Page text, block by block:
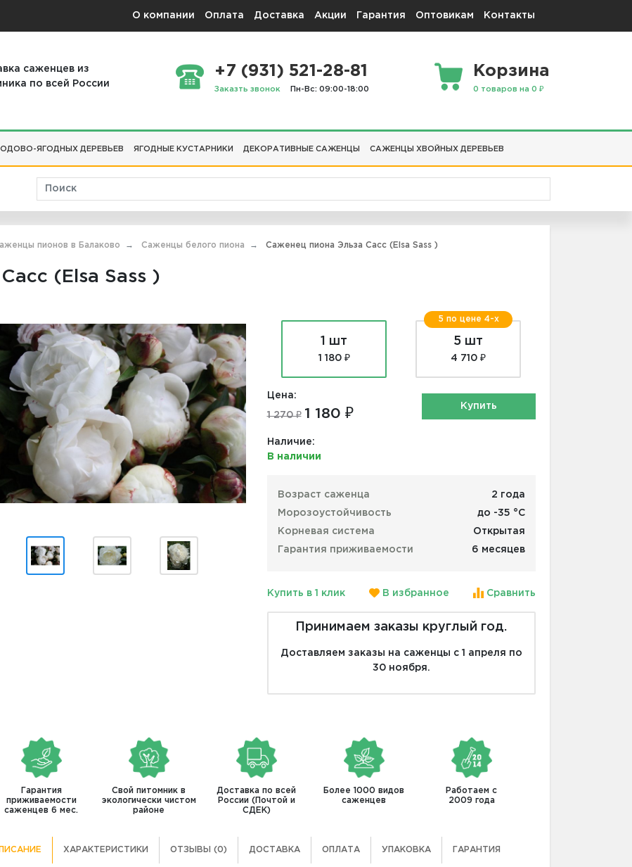
О компании Оплата Доставка Акции Гарантия Оптовикам Контакты
саженцев из
по всей России
+7 (931) 521-28-81
Заказть звонок Пн-Вс: 09:00-18:00
Корзина
0 товаров на 0 ₽
ЯГОДНЫХ ДЕРЕВЬЕВ ЯГОДНЫЕ КУСТАРНИКИ ДЕКОРАТИВНЫЕ САЖЕНЦЫ САЖЕНЦЫ ХВОЙНЫХ ДЕРЕВЬЕВ
пионов в Балаково Саженцы белого пиона Саженец пиона Эльза Сасс (Elsa Sass )
(Elsa Sass )
1 шт
1 180 ₽
5 по цене 4-х
5 шт
4 710 ₽
Цена:
1 270 ₽ 1 180 ₽
Наличие:
В наличии
Купить
Возраст саженца 2 года
Морозоустойчивость до -35 °С
Корневая система Открытая
Гарантия приживаемости 6 месяцев
Купить в 1 клик В избранное Сравнить
Принимаем заказы круглый год.
Доставляем заказы на саженцы с 1 апреля по
30 ноября.
Гарантия
приживаемости
саженцев 6 мес.
Свой питомник в
экологически чистом
районе
Доставка по всей
России (Почтой и
СДЕК)
Более 1000 видов
саженцев
Работаем с
2009 года
ХАРАКТЕРИСТИКИ ОТЗЫВЫ (0) ДОСТАВКА ОПЛАТА УПАКОВКА ГАРАНТИЯ